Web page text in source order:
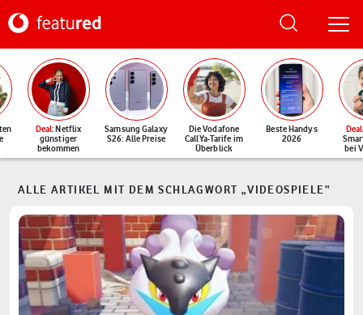
Deal: Netflix
günstiger
bekommen
Samsung Galaxy
S26: Alle Preise
Die Vodafone
CallYa-Tarife im
Überblick
Beste Handys
2026
Deal
bei
ALLE ARTIKEL MIT DEM SCHLAGWORT „VIDEOSPIELE“